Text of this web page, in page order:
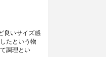
良いサイズ感
たという物
調理とい